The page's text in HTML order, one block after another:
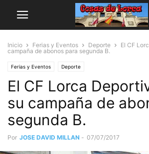
Inicio Ferias y Eventos Deporte
El CF
campaña de abonos para segunda B.
Ferias y Eventos Deporte
El CF Lorca
su campaña de
segunda B.
Por JOSE DAVID MILLAN - 07/07/2017